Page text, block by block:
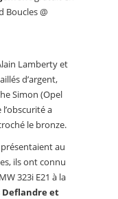
Boucles @
Lamberty et
d’argent,
Simon (Opel
a
le bronze.
au
ils ont connu
323i E21 à la
Deflandre et